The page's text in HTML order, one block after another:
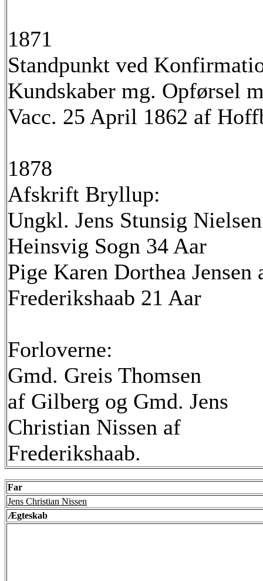
1871
Standpunkt ved
Kundskaber mg. Opførsel
Vacc. 25 April 1862 af
1878
Afskrift Bryllup:
Ungkl. Jens Stunsig
Heinsvig Sogn 34 Aar
Pige Karen Dorthea Jensen
Frederikshaab 21 Aar
Forloverne:
Gmd. Greis Thomsen
af Gilberg og Gmd. Jens
Christian Nissen af
Frederikshaab.
Far
Jens Christian Nissen
Ægteskab